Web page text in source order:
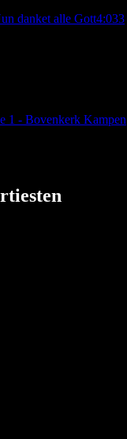
danket alle Gott4:033
1 - Bovenkerk Kampen